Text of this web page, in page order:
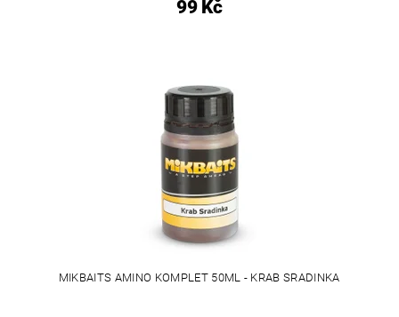
99 Kč
MIKBAITS AMINO KOMPLET 50ML - KRAB SRADINKA